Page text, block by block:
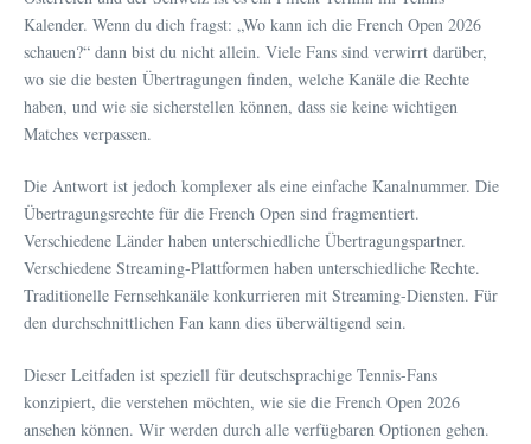
Kalender. Wenn du dich fragst: „Wo kann ich die French Open 2026
schauen?“ dann bist du nicht allein. Viele Fans sind verwirrt darüber,
wo sie die besten Übertragungen finden, welche Kanäle die Rechte
haben, und wie sie sicherstellen können, dass sie keine wichtigen
Matches verpassen.
Die Antwort ist jedoch komplexer als eine einfache Kanalnummer. Die
Übertragungsrechte für die French Open sind fragmentiert.
Verschiedene Länder haben unterschiedliche Übertragungspartner.
Verschiedene Streaming-Plattformen haben unterschiedliche Rechte.
Traditionelle Fernsehkanäle konkurrieren mit Streaming-Diensten. Für
den durchschnittlichen Fan kann dies überwältigend sein.
Dieser Leitfaden ist speziell für deutschsprachige Tennis-Fans
konzipiert, die verstehen möchten, wie sie die French Open 2026
ansehen können. Wir werden durch alle verfügbaren Optionen gehen.